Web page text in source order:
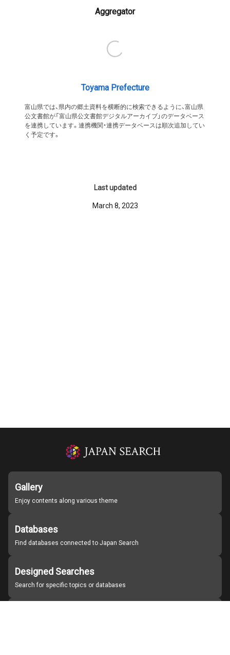
Aggregator
Toyama Prefecture
富山県では、県内の郷土資料を横断的に検索できるように、富山県
公文書館が「富山県公文書館デジタルアーカイブ」のデータベース
を連携しています。連携機関・連携データベースは順次追加してい
く予定です。
Last updated
March 8, 2023
Gallery
Enjoy contents along various theme
Databases
Find databases connected to Japan Search
Designed Searches
Search for specific topics or databases